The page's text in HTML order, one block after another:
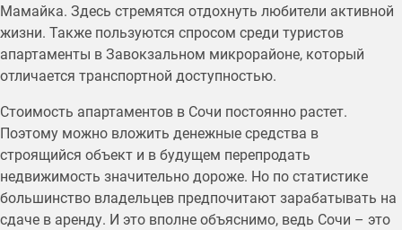
Мамайка. Здесь стремятся отдохнуть любители активной
жизни. Также пользуются спросом среди туристов
апартаменты в Завокзальном микрорайоне, который
отличается транспортной доступностью.
Стоимость апартаментов в Сочи постоянно растет.
Поэтому можно вложить денежные средства в
строящийся объект и в будущем перепродать
недвижимость значительно дороже. Но по статистике
большинство владельцев предпочитают зарабатывать на
сдаче в аренду. И это вполне объяснимо, ведь Сочи – это